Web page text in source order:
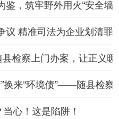
，筑牢野外用火“安全墙”
议 精准司法为企业划清罪
县检察上门办案，让正义
换来“环境债”——随县检
心！这是陷阱！